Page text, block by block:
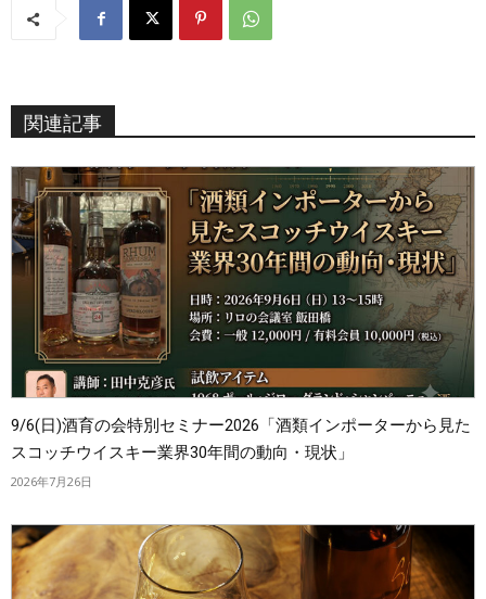
関連記事
9/6(日)酒育の会特別セミナー2026「酒類インポーターから見た
スコッチウイスキー業界30年間の動向・現状」
2026年7月26日